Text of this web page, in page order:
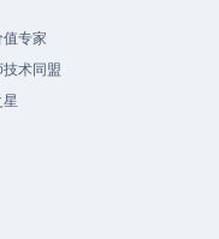
专家
术同盟